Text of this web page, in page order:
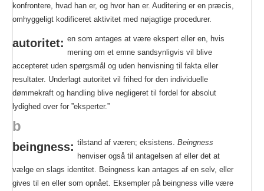
konfrontere, hvad han er, og hvor han er. Auditering er en præcis,
omhyggeligt kodificeret aktivitet med nøjagtige procedurer.
autoritet: en som antages at være ekspert eller en, hvis
mening om et emne sandsynligvis vil blive
accepteret uden spørgsmål og uden henvisning til fakta eller
resultater. Underlagt autoritet vil frihed for den individuelle
dømmekraft og handling blive negligeret til fordel for absolut
lydighed over for ”eksperter.”
b
beingness: tilstand af væren; eksistens. Beingness
henviser også til antagelsen af eller det at
vælge en slags identitet. Beingness kan antages af en selv, eller
gives til en eller som opnået. Eksempler på beingness ville være